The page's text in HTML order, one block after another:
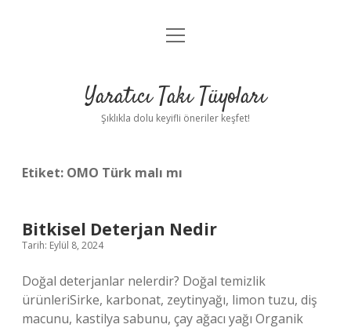
Anasayfa
Yasal Uyarı
menüyü
Yaratıcı Takı Tüyoları
Şıklıkla dolu keyifli öneriler keşfet!
Etiket: OMO Türk malı mı
Bitkisel Deterjan Nedir
Tarih: Eylül 8, 2024
Doğal deterjanlar nelerdir? Doğal temizlik
ürünleriSirke, karbonat, zeytinyağı, limon tuzu, diş
macunu, kastilya sabunu, çay ağacı yağı Organik